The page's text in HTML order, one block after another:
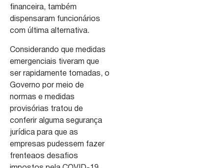
financeira, também
dispensaram funcionários
com última alternativa.
Considerando que medidas
emergenciais tiveram que
ser rapidamente tomadas, o
Governo por meio de
normas e medidas
provisórias tratou de
conferir alguma segurança
jurídica para que as
empresas pudessem fazer
frenteaos desafios